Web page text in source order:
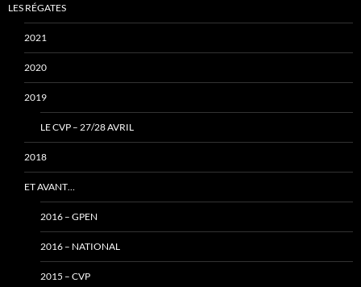
LES RÉGATES
2021
2020
2019
LE CVP – 27/28 AVRIL
2018
ET AVANT…
2016 – GPEN
2016 – NATIONAL
2015 – CVP